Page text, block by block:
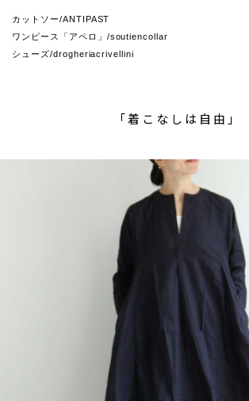
カットソー/ANTIPAST
ワンピース「アペロ」/soutiencollar
シューズ/drogheriacrivellini
「着こなしは自由」